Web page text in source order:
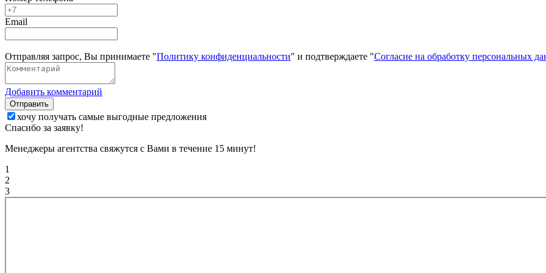
Email
Отправляя запрос, Вы принимаете "Политику конфиденциальности" и подтверждаете "Согласие на обработку персональных
Добавить комментарий
Отправить
хочу получать самые выгодные предложения
Спасибо за заявку!
Менеджеры агентства свяжутся с Вами в течение 15 минут!
1
2
3